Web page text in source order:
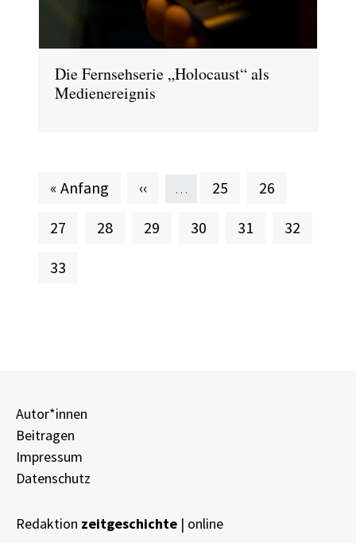
Die Fernsehserie „Holocaust“ als
Medienereignis
Erste Seite
« Anfang Vorherige Seite
‹‹ … Seite
25 Seite
26
Seite
27 Seite
28 Seite
29 Seite
30 Seite
31 Seite
32
Aktuelle Seite
33
Autor*innen
Beitragen
Impressum
Datenschutz
Redaktion zeitgeschichte | online